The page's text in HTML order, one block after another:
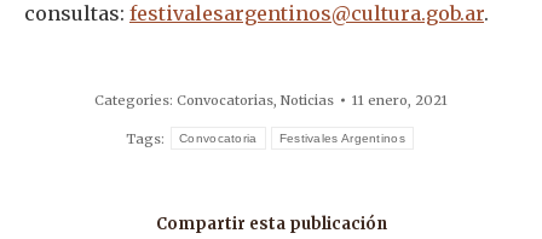
consultas: festivalesargentinos@cultura.gob.ar.
Categories: Convocatorias, Noticias 11 enero, 2021
Tags: Convocatoria Festivales Argentinos
Compartir esta publicación